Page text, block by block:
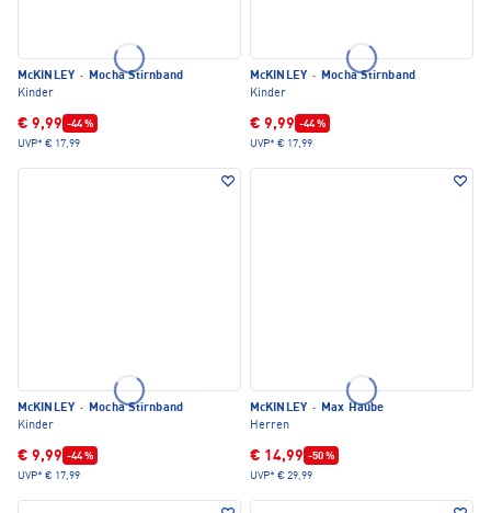
McKINLEY · Mocha Stirnband
Kinder
€ 9,99 -44 %
UVP* € 17,99
McKINLEY · Mocha Stirnband
Kinder
€ 9,99 -44 %
UVP* € 17,99
McKINLEY · Mocha Stirnband
Kinder
€ 9,99 -44 %
UVP* € 17,99
McKINLEY · Max Haube
Herren
€ 14,99 -50 %
UVP* € 29,99